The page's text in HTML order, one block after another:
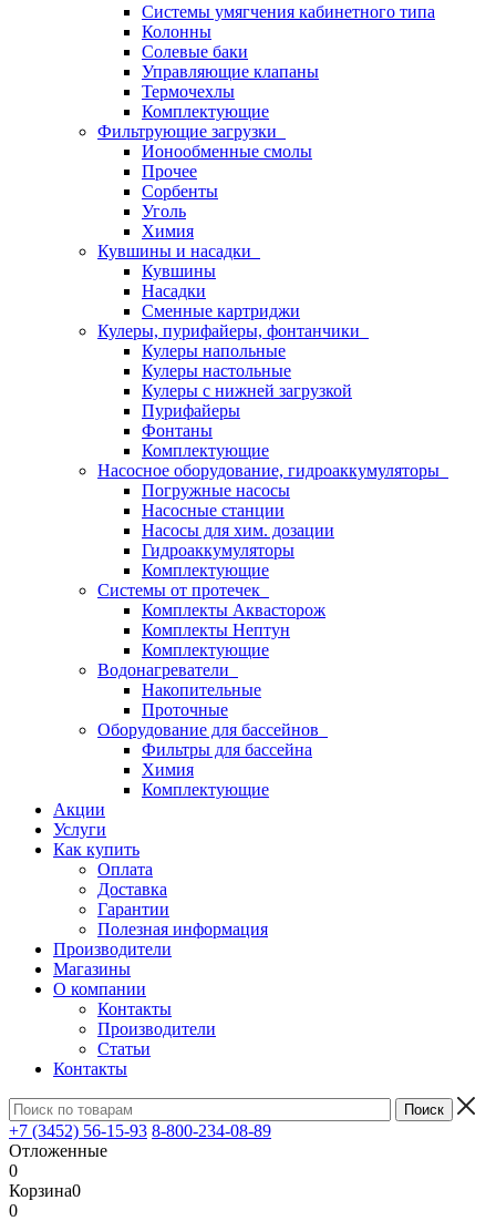
Системы умягчения кабинетного типа
Колонны
Солевые баки
Управляющие клапаны
Термочехлы
Комплектующие
Фильтрующие загрузки
Ионообменные смолы
Прочее
Сорбенты
Уголь
Химия
Кувшины и насадки
Кувшины
Насадки
Сменные картриджи
Кулеры, пурифайеры, фонтанчики
Кулеры напольные
Кулеры настольные
Кулеры с нижней загрузкой
Пурифайеры
Фонтаны
Комплектующие
Насосное оборудование, гидроаккумуляторы
Погружные насосы
Насосные станции
Насосы для хим. дозации
Гидроаккумуляторы
Комплектующие
Системы от протечек
Комплекты Аквасторож
Комплекты Нептун
Комплектующие
Водонагреватели
Накопительные
Проточные
Оборудование для бассейнов
Фильтры для бассейна
Химия
Комплектующие
Акции
Услуги
Как купить
Оплата
Доставка
Гарантии
Полезная информация
Производители
Магазины
О компании
Контакты
Производители
Статьи
Контакты
+7 (3452) 56-15-93 8-800-234-08-89
Отложенные
0
Корзина0
0